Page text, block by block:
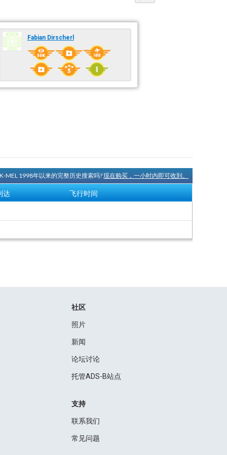
Fabian Dirscherl
MEL 1998年以来的完整历史搜索吗?现在购买，一小时内即可收到。
达 飞行时间
社区
照片
新闻
论坛讨论
托管ADS-B站点
支持
联系我们
常见问题